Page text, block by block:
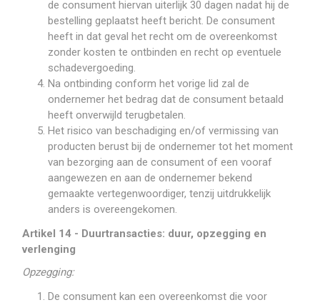
de consument hiervan uiterlijk 30 dagen nadat hij de
bestelling geplaatst heeft bericht. De consument
heeft in dat geval het recht om de overeenkomst
zonder kosten te ontbinden en recht op eventuele
schadevergoeding.
Na ontbinding conform het vorige lid zal de
ondernemer het bedrag dat de consument betaald
heeft onverwijld terugbetalen.
Het risico van beschadiging en/of vermissing van
producten berust bij de ondernemer tot het moment
van bezorging aan de consument of een vooraf
aangewezen en aan de ondernemer bekend
gemaakte vertegenwoordiger, tenzij uitdrukkelijk
anders is overeengekomen.
Artikel 14 - Duurtransacties: duur, opzegging en
verlenging
Opzegging:
De consument kan een overeenkomst die voor